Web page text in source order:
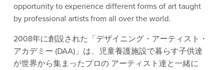
opportunity to experience different forms of art taught
by professional artists from all over the world.
2008年に創設された「デザイニング・アーティスト・
アカデミー (DAA)」は、児童養護施設で暮らす子供達
が世界から集まったプロの アーティスト達と一緒に